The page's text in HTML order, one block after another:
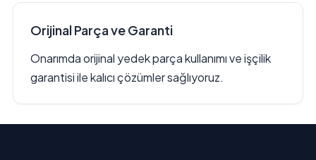
Orijinal Parça ve Garanti
Onarımda orijinal yedek parça kullanımı ve işçilik
garantisi ile kalıcı çözümler sağlıyoruz.